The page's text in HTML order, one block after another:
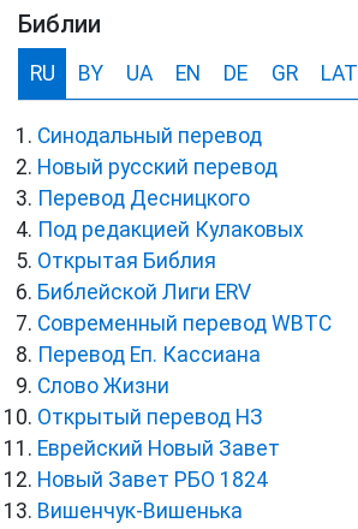
Библии
RU BY UA EN DE GR LAT
Синодальный перевод
Новый русский перевод
Перевод Десницкого
Под редакцией Кулаковых
Открытая Библия
Библейской Лиги ERV
Cовременный перевод WBTC
Перевод Еп. Кассиана
Слово Жизни
Открытый перевод НЗ
Еврейский Новый Завет
Новый Завет РБО 1824
Вишенчук-Вишенька